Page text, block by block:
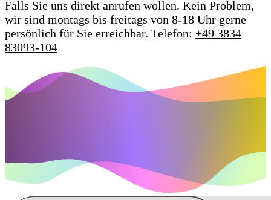
Falls Sie uns direkt anrufen wollen. Kein Problem,
wir sind montags bis freitags von 8-18 Uhr gerne
persönlich für Sie erreichbar. Telefon: +49 3834
83093-104